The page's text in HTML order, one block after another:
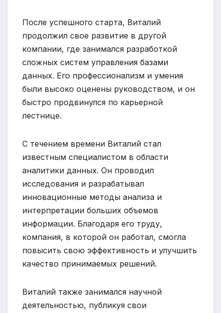
После успешного старта, Виталий
продолжил свое развитие в другой
компании, где занимался разработкой
сложных систем управления базами
данных. Его профессионализм и умения
были высоко оценены руководством, и он
быстро продвинулся по карьерной
лестнице.
С течением времени Виталий стал
известным специалистом в области
аналитики данных. Он проводил
исследования и разрабатывал
инновационные методы анализа и
интерпретации больших объемов
информации. Благодаря его труду,
компания, в которой он работал, смогла
повысить свою эффективность и улучшить
качество принимаемых решений.
Виталий также занимался научной
деятельностью, публикуя свои